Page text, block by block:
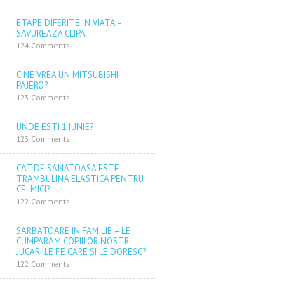
ETAPE DIFERITE IN VIATA –
SAVUREAZA CLIPA
124 Comments
CINE VREA UN MITSUBISHI
PAJERO?
123 Comments
UNDE ESTI 1 IUNIE?
123 Comments
CAT DE SANATOASA ESTE
TRAMBULINA ELASTICA PENTRU
CEI MICI?
122 Comments
SARBATOARE IN FAMILIE – LE
CUMPARAM COPIILOR NOSTRI
JUCARIILE PE CARE SI LE DORESC?
122 Comments